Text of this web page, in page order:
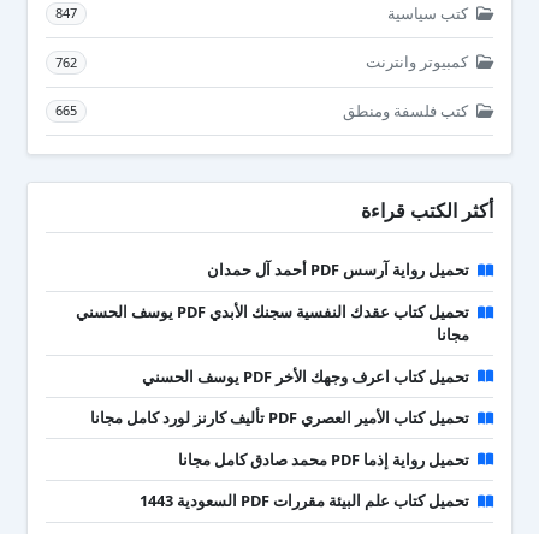
كتب سياسية 847
كمبيوتر وانترنت 762
كتب فلسفة ومنطق 665
أكثر الكتب قراءة
تحميل رواية آرسس PDF أحمد آل حمدان
تحميل كتاب عقدك النفسية سجنك الأبدي PDF يوسف الحسني
مجانا
تحميل كتاب اعرف وجهك الأخر PDF يوسف الحسني
تحميل كتاب الأمير العصري PDF تأليف كارنز لورد كامل مجانا
تحميل رواية إذما PDF محمد صادق كامل مجانا
تحميل كتاب علم البيئة مقررات PDF السعودية 1443